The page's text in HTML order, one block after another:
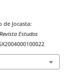
de Jocasta:
Revista Estudos